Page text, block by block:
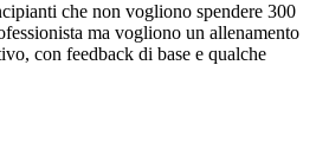
che non vogliono spendere 300
ma vogliono un allenamento
, con feedback di base e qualche